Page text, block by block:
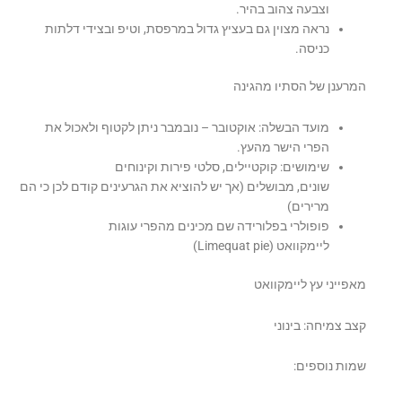
וצבעה צהוב בהיר.
נראה מצוין גם בעציץ גדול במרפסת, וטיפ ובצידי דלתות
כניסה.
המרענן של הסתיו מהגינה
מועד הבשלה: אוקטובר – נובמבר ניתן לקטוף ולאכול את
הפרי הישר מהעץ.
שימושים: קוקטיילים, סלטי פירות וקינוחים
שונים, מבושלים (אך יש להוציא את הגרעינים קודם לכן כי הם
מרירים)
פופולרי בפלורידה שם מכינים מהפרי עוגות
ליימקוואט (Limequat pie)
מאפייני עץ ליימקוואט
קצב צמיחה: בינוני
שמות נוספים: